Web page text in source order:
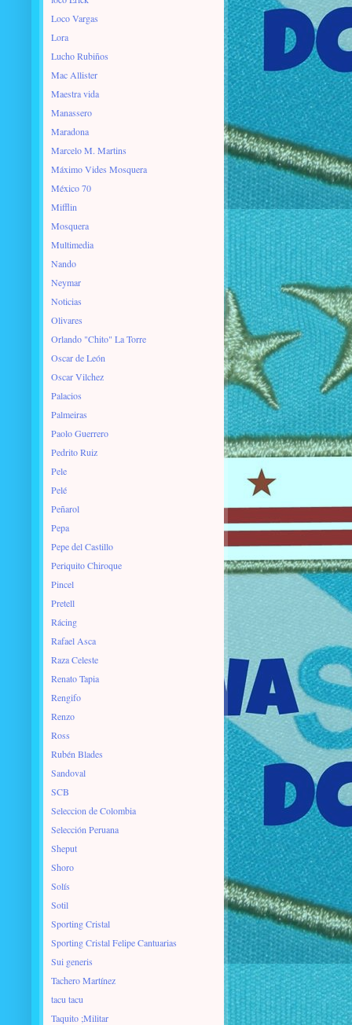
Loco Vargas
Lora
Lucho Rubiños
Mac Allister
Maestra vida
Manassero
Maradona
Marcelo M. Martins
Máximo Vides Mosquera
México 70
Mifflin
Mosquera
Multimedia
Nando
Neymar
Noticias
Olivares
Orlando "Chito" La Torre
Oscar de León
Oscar Vilchez
Palacios
Palmeiras
Paolo Guerrero
Pedrito Ruiz
Pele
Pelé
Peñarol
Pepa
Pepe del Castillo
Periquito Chiroque
Pincel
Pretell
Rácing
Rafael Asca
Raza Celeste
Renato Tapia
Rengifo
Renzo
Ross
Rubén Blades
Sandoval
SCB
Seleccion de Colombia
Selección Peruana
Sheput
Shoro
Solís
Sotil
Sporting Cristal
Sporting Cristal Felipe Cantuarias
Sui generis
Tachero Martínez
tacu tacu
Taquito ;Militar